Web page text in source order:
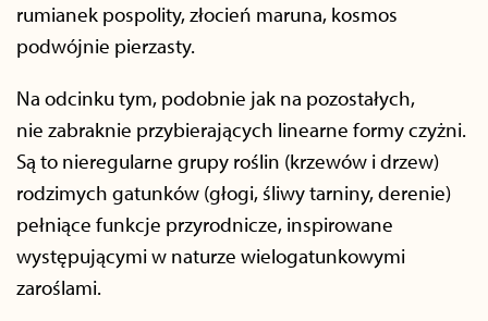
rumianek pospolity, złocień maruna, kosmos
podwójnie pierzasty.
Na odcinku tym, podobnie jak na pozostałych,
nie zabraknie przybierających linearne formy czyżni.
Są to nieregularne grupy roślin (krzewów i drzew)
rodzimych gatunków (głogi, śliwy tarniny, derenie)
pełniące funkcje przyrodnicze, inspirowane
występującymi w naturze wielogatunkowymi
zaroślami.